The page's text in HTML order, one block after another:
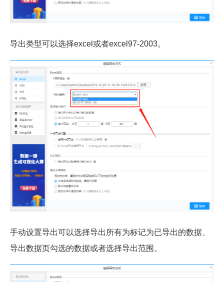
导出类型可以选择excel或者excel97-2003。
手动设置导出可以选择导出所有为标记为已导出的数据、
导出数据页勾选的数据或者选择导出范围。